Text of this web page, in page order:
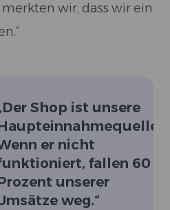
wir, dass wir ein
Der Shop ist unsere
er nicht
fallen 60
unserer
weg.“